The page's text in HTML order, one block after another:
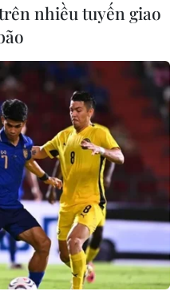
tượng dùng súng
Dương
nhiều tuyến giao